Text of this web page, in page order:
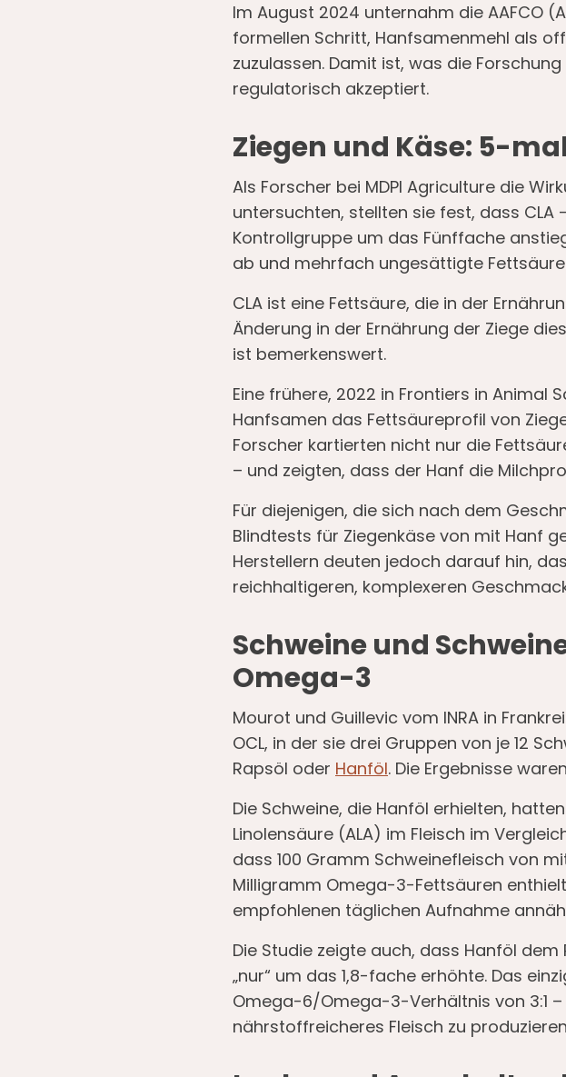
Im August 2024 unternahm die AAFCO
formellen Schritt, Hanfsamenmehl als
zuzulassen. Damit ist, was die
regulatorisch akzeptiert.
Ziegen und Käse: 5-
Als Forscher bei MDPI Agriculture die
untersuchten, stellten sie fest, dass CLA
Kontrollgruppe um das Fünffache
ab und mehrfach ungesättigte
CLA ist eine Fettsäure, die in der
Änderung in der Ernährung der Ziege
ist bemerkenswert.
Eine frühere, 2022 in Frontiers in
Hanfsamen das Fettsäureprofil von
Forscher kartierten nicht nur die
– und zeigten, dass der Hanf die
Für diejenigen, die sich nach dem
Blindtests für Ziegenkäse von mit Hanf
Herstellern deuten jedoch darauf hin,
reichhaltigeren, komplexeren
Schweine und
Omega-3
Mourot und Guillevic vom INRA in
OCL, in der sie drei Gruppen von je 12
Rapsöl oder Hanföl. Die Ergebnisse
Die Schweine, die Hanföl erhielten,
Linolensäure (ALA) im Fleisch im
dass 100 Gramm Schweinefleisch von
Milligramm Omega-3-Fettsäuren
empfohlenen täglichen Aufnahme
Die Studie zeigte auch, dass Hanföl
„nur“ um das 1,8-fache erhöhte. Das
Omega-6/Omega-3-Verhältnis von 3:1
nährstoffreicheres Fleisch zu